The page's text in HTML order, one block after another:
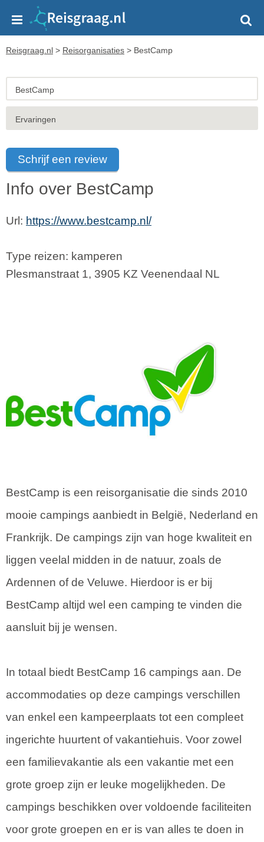
Reisgraag.nl > Reisorganisaties > BestCamp
BestCamp
Ervaringen
Schrijf een review
Info over BestCamp
Url: https://www.bestcamp.nl/
Type reizen: kamperen
Plesmanstraat 1, 3905 KZ Veenendaal NL
BestCamp is een reisorganisatie die sinds 2010
mooie campings aanbiedt in België, Nederland en
Frankrijk. De campings zijn van hoge kwaliteit en
liggen veelal midden in de natuur, zoals de
Ardennen of de Veluwe. Hierdoor is er bij
BestCamp altijd wel een camping te vinden die
aansluit bij je wensen.
In totaal biedt BestCamp 16 campings aan. De
accommodaties op deze campings verschillen
van enkel een kampeerplaats tot een compleet
ingerichte huurtent of vakantiehuis. Voor zowel
een familievakantie als een vakantie met een
grote groep zijn er leuke mogelijkheden. De
campings beschikken over voldoende faciliteiten
voor grote groepen en er is van alles te doen in